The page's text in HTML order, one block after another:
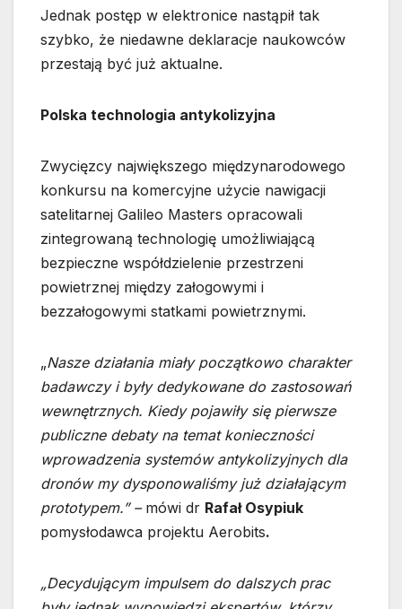
Jednak postęp w elektronice nastąpił tak
szybko, że niedawne deklaracje naukowców
przestają być już aktualne.
Polska technologia antykolizyjna
Zwycięzcy największego międzynarodowego
konkursu na komercyjne użycie nawigacji
satelitarnej Galileo Masters opracowali
zintegrowaną technologię umożliwiającą
bezpieczne współdzielenie przestrzeni
powietrznej między załogowymi i
bezzałogowymi statkami powietrznymi.
„Nasze działania miały początkowo charakter
badawczy i były dedykowane do zastosowań
wewnętrznych. Kiedy pojawiły się pierwsze
publiczne debaty na temat konieczności
wprowadzenia systemów antykolizyjnych dla
dronów my dysponowaliśmy już działającym
prototypem.” – mówi dr Rafał Osypiuk
pomysłodawca projektu Aerobits.
„Decydującym impulsem do dalszych prac